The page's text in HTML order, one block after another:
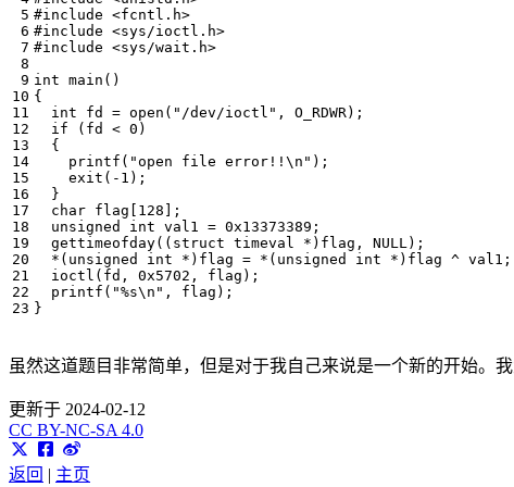
#include <fcntl.h>
#include <sys/ioctl.h>
#include <sys/wait.h>
int main ()
{
int
fd = open ( "/dev/ioctl" , O_RDWR);
if
( fd < 0 )
{
printf ( "open file error!! \n " );
exit ( - 1 );
}
char flag 128 ];
unsigned
int val1 = 0x13373389 ;
gettimeofday(( struct timeval * ) flag , NULL );
* ( unsigned int * ) flag = * ( unsigned int * ) flag ^ val1 ;
ioctl ( fd , 0x5702 , flag );
printf ( "%s\n " , flag );
}
虽然这道题目非常简单，但是对于我自己来说是一个新的开始。
更新于 2024-02-12
CC BY-NC-SA 4.0
返回 | 主页